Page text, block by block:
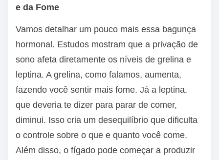
e da Fome
Vamos detalhar um pouco mais essa bagunça
hormonal. Estudos mostram que a privação de
sono afeta diretamente os níveis de grelina e
leptina. A grelina, como falamos, aumenta,
fazendo você sentir mais fome. Já a leptina,
que deveria te dizer para parar de comer,
diminui. Isso cria um desequilíbrio que dificulta
o controle sobre o que e quanto você come.
Além disso, o fígado pode começar a produzir